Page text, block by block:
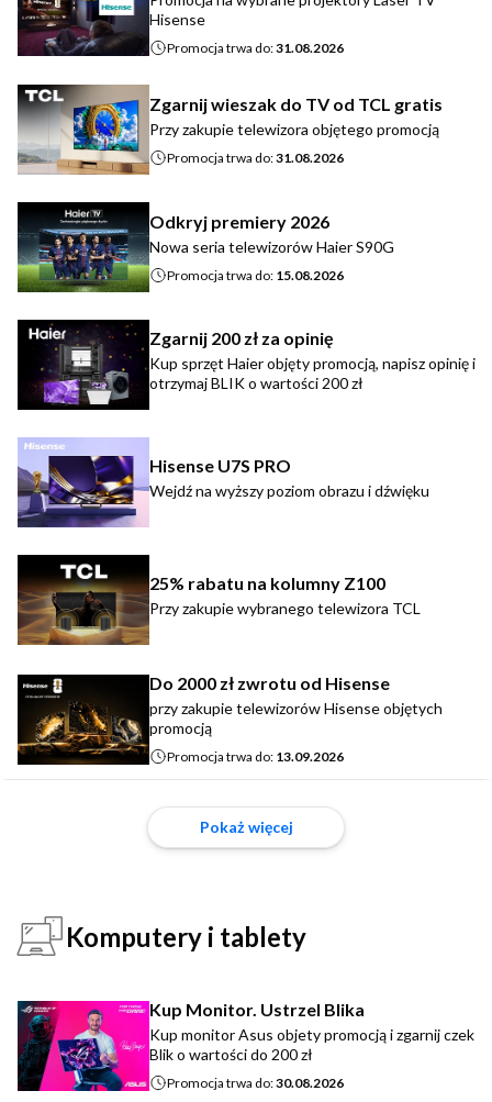
Hisense
Promocja trwa do:31.08.2026
Zgarnij wieszak do TV od TCL gratis
Przy zakupie telewizora objętego promocją
Promocja trwa do:31.08.2026
Odkryj premiery 2026
Nowa seria telewizorów Haier S90G
Promocja trwa do: 15.08.2026
Zgarnij 200 zł za opinię
Kup sprzęt Haier objęty promocją, napisz opinię i
otrzymaj BLIK o wartości 200 zł
Hisense U7S PRO
Wejdź na wyższy poziom obrazu i dźwięku
25% rabatu na kolumny Z100
Przy zakupie wybranego telewizora TCL
Do 2000 zł zwrotu od Hisense
przy zakupie telewizorów Hisense objętych
promocją
Promocja trwa do: 13.09.2026
Pokaż więcej
Komputery i tablety
Kup Monitor. Ustrzel Blika
Kup monitor Asus objety promocją i zgarnij czek
Blik o wartości do 200 zł
Promocja trwa do:30.08.2026